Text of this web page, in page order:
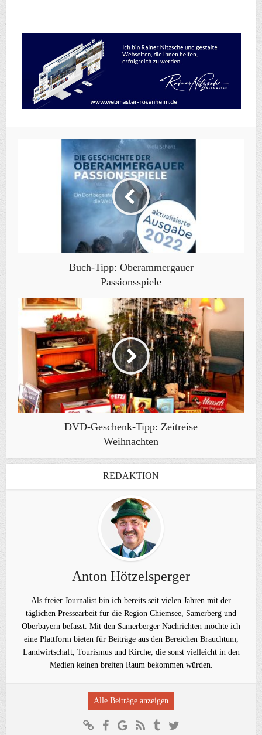
Buch-Tipp: Oberammergauer
Passionsspiele
DVD-Geschenk-Tipp: Zeitreise
Weihnachten
REDAKTION
Anton Hötzelsperger
Als freier Journalist bin ich bereits seit vielen Jahren mit der
täglichen Pressearbeit für die Region Chiemsee, Samerberg und
Oberbayern befasst. Mit den Samerberger Nachrichten möchte ich
eine Plattform bieten für Beiträge aus den Bereichen Brauchtum,
Landwirtschaft, Tourismus und Kirche, die sonst vielleicht in den
Medien keinen breiten Raum bekommen würden.
Alle Beiträge anzeigen